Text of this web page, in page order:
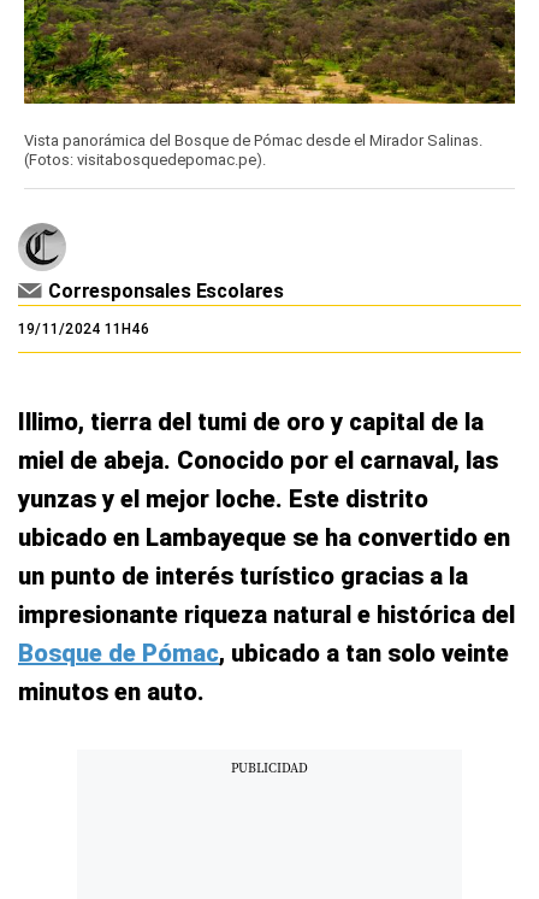
Vista panorámica del Bosque de Pómac desde el Mirador Salinas.
(Fotos: visitabosquedepomac.pe).
Corresponsales Escolares
19/11/2024 11H46
Illimo, tierra del tumi de oro y capital de la
miel de abeja. Conocido por el carnaval, las
yunzas y el mejor loche. Este distrito
ubicado en Lambayeque se ha convertido en
un punto de interés turístico gracias a la
impresionante riqueza natural e histórica del
Bosque de Pómac, ubicado a tan solo veinte
minutos en auto.